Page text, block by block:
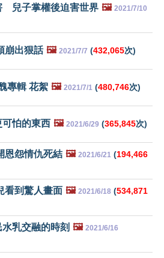
兒子掌權後迫害世界 🖼️ 2021/7/10
崩出狠話 🖼️ 2021/7/7 (432,065次)
專輯 花絮 🖼️ 2021/7/1 (480,746次)
怕的東西 🖼️ 2021/6/29 (365,845次)
恩怨情仇死結 🖼️ 2021/6/21 (194,466
看到驚人畫面 🖼️ 2021/6/18 (534,871
乳交融的時刻 🖼️ 2021/6/16